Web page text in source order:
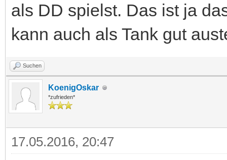
als DD spielst. Das ist ja
kann auch als Tank gut
Suchen
KoenigOskar
*zufrieden*
17.05.2016, 20:47